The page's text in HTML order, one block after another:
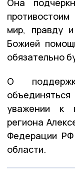
мир, правду
Божией
обязательно
О
уважении к
региона
Федерации РФ
области.